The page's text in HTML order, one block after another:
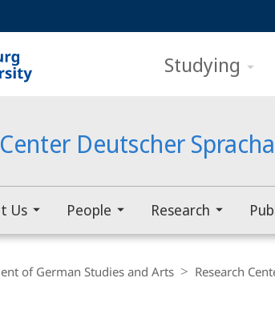
Studying
Deutscher
Us People Research
of German Studies and Arts Research